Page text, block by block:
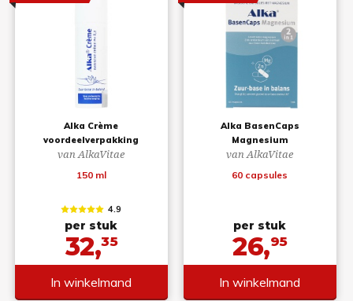
Alka Crème
voordeelverpakking
van AlkaVitae
150 ml
4.9
per stuk
32,35
In winkelmand
Alka BasenCaps
Magnesium
van AlkaVitae
60 capsules
per stuk
26,95
In winkelmand